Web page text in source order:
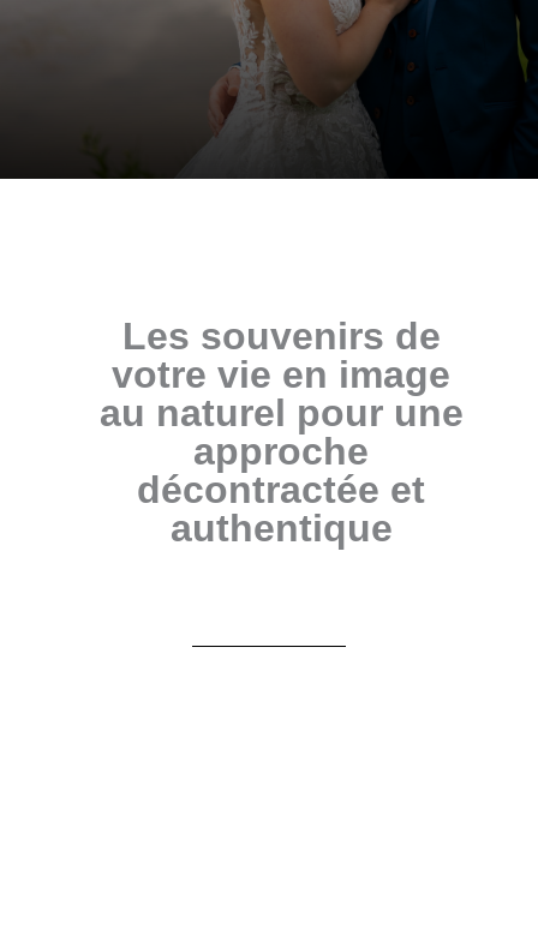
Les souvenirs de
votre vie en image
au naturel pour une
approche
décontractée et
authentique